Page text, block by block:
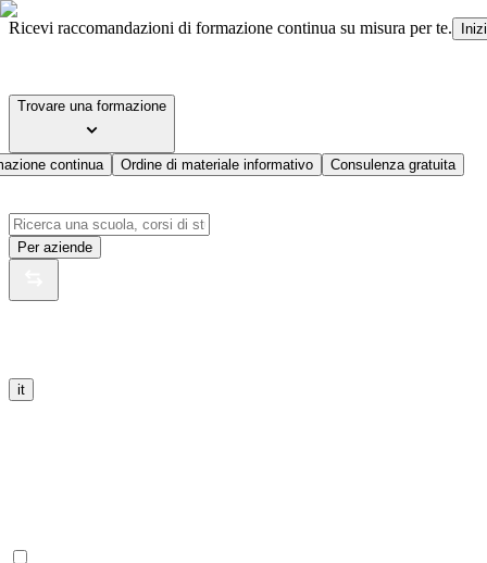
Ricevi raccomandazioni di formazione continua su misura per te.
Trovare una formazione
continua Ordine di materiale informativo Consulenza gratuita
Per aziende
it